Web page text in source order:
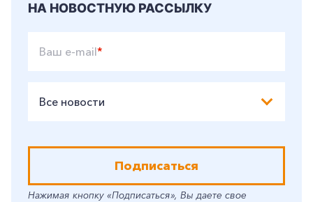
Корпоративным клиентам
НА НОВОСТНУЮ РАССЫЛКУ
Ваш e-mail*
Все новости
Подписаться
Нажимая кнопку «Подписаться», Вы даете свое